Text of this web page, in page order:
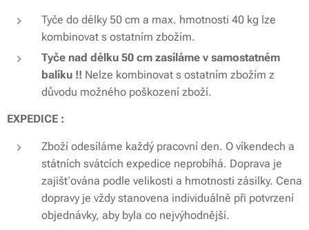
Tyče do délky 50 cm a max. hmotnosti 40 kg lze
kombinovat s ostatním zbožím.
Tyče nad délku 50 cm zasíláme v samostatném
balíku !! Nelze kombinovat s ostatním zbožím z
důvodu možného poškození zboží.
EXPEDICE :
Zboží odesíláme každý pracovní den. O víkendech a
státních svátcích expedice neprobíhá. Doprava je
zajišťována podle velikosti a hmotnosti zásilky. Cena
dopravy je vždy stanovena individuálně při potvrzení
objednávky, aby byla co nejvýhodnější.